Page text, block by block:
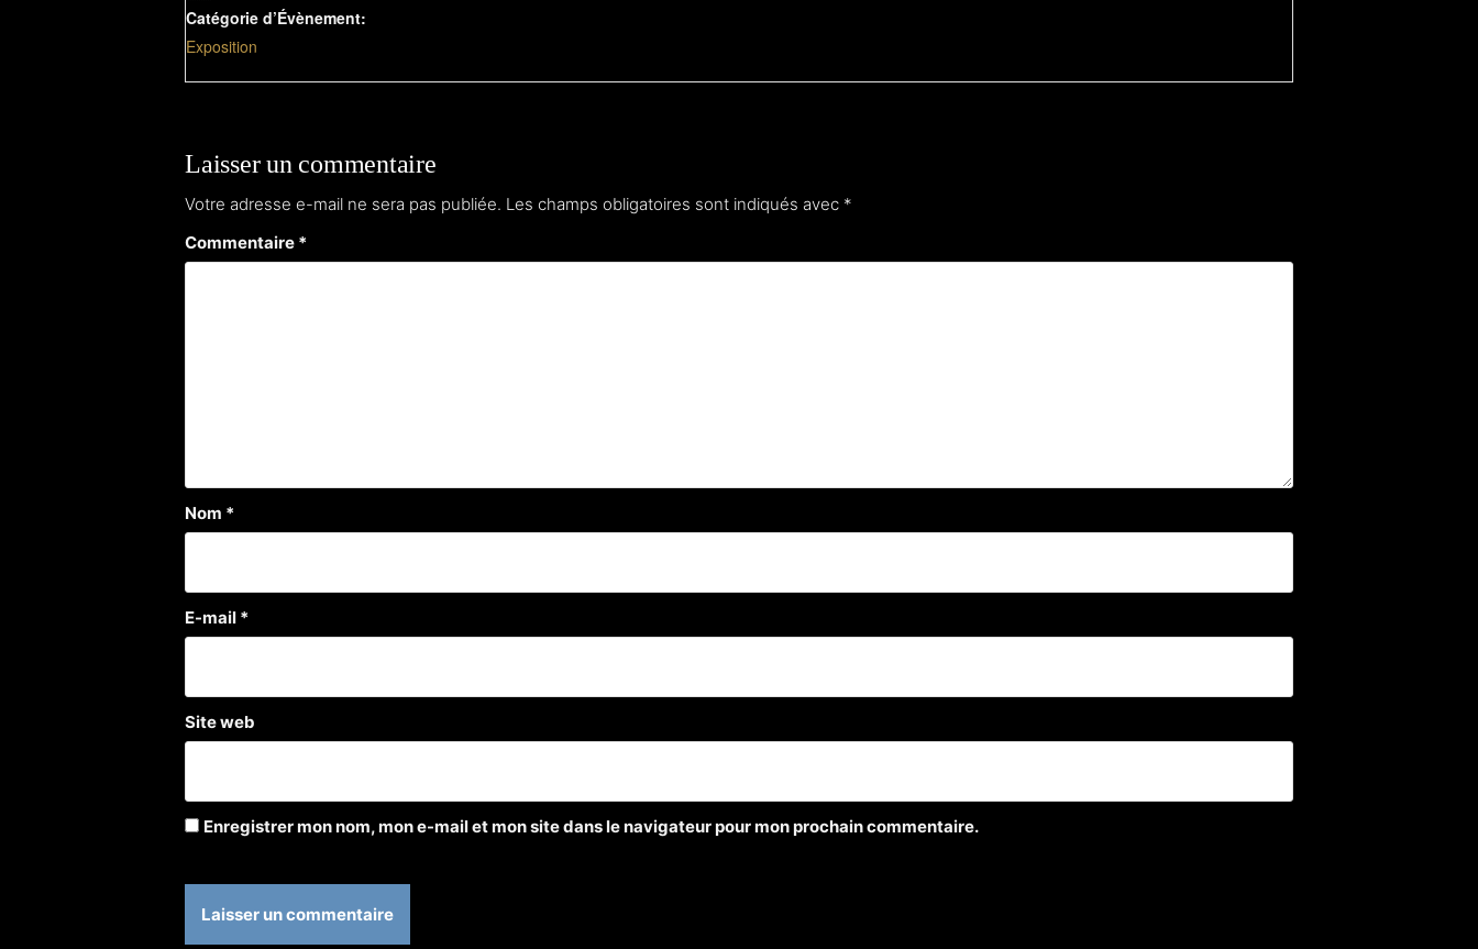
Catégorie d’Évènement:
Exposition
Laisser un commentaire
Votre adresse e-mail ne sera pas publiée. Les champs obligatoires sont indiqués avec *
Commentaire *
Nom *
E-mail *
Site web
Enregistrer mon nom, mon e-mail et mon site dans le navigateur pour mon prochain commentaire.